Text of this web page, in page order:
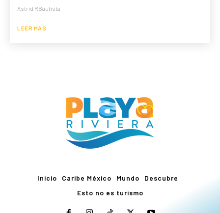
Astrid RBautista
LEER MÁS
Inicio Caribe México Mundo
Descubre
Esto no es turismo